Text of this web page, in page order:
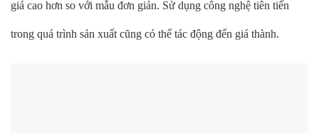
giá cao hơn so với mẫu đơn giản. Sử dụng công nghệ tiên tiến
trong quá trình sản xuất cũng có thể tác động đến giá thành.